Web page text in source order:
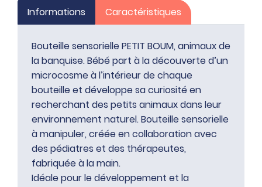
Informations Caractéristiques
Bouteille sensorielle PETIT BOUM, animaux de
la banquise. Bébé part à la découverte d’un
microcosme à l’intérieur de chaque
bouteille et développe sa curiosité en
recherchant des petits animaux dans leur
environnement naturel. Bouteille sensorielle
à manipuler, créée en collaboration avec
des pédiatres et des thérapeutes,
fabriquée à la main.
Idéale pour le développement et la